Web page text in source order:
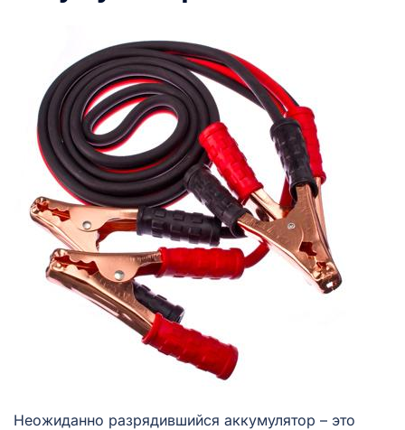
Неожиданно разрядившийся аккумулятор – это